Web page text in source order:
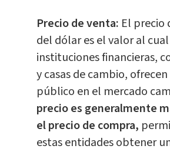
Precio de venta: El precio
del dólar es el valor al
instituciones financieras,
y casas de cambio,
público en el mercado
precio es generalmente
el precio de compra,
estas entidades obtener